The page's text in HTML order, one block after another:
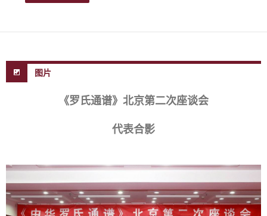
图片
《罗氏通谱》北京第二次座谈会
代表合影